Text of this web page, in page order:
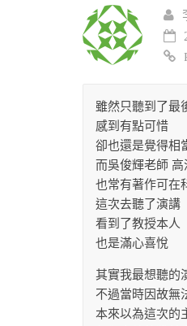
雖然只聽到了最
感到有點可惜
卻也還是覺得相
而吳俊輝老師
也常有著作可在
這次去聽了演講
看到了教授本人
也是滿心喜悅
其實我最想聽的
不過當時因故無
本來以為這次的